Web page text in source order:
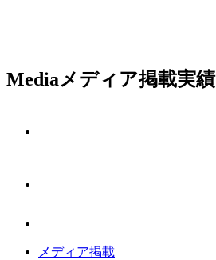
Mediaメディア掲載実績
メディア掲載